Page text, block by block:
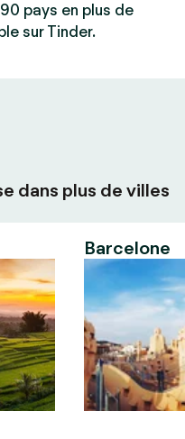
pays en plus de
sur Tinder.
dans plus de villes
Barcelone